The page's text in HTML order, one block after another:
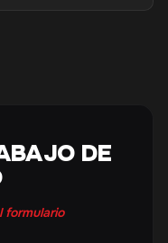
DE
formulario